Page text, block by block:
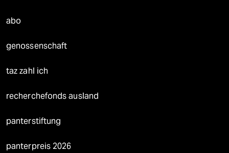
abo
genossenschaft
taz zahl ich
recherchefonds ausland
panterstiftung
panterpreis 2026